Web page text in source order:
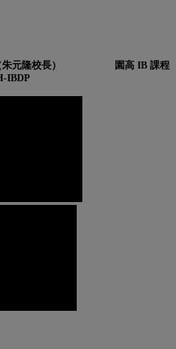
紹（朱元隆校長）
園高 IB 課程
IBDP